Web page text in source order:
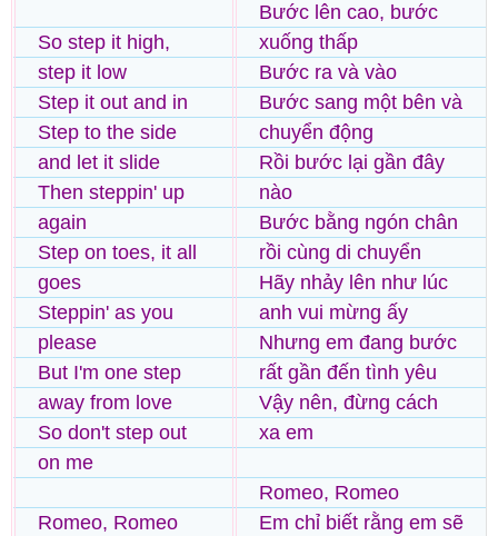
So step it high,
step it low
Step it out and in
Step to the side
and let it slide
Then steppin' up
again
Step on toes, it all
goes
Steppin' as you
please
But I'm one step
away from love
So don't step out
on me
Romeo, Romeo
Bước lên cao, bước
xuống thấp
Bước ra và vào
Bước sang một bên và
chuyển động
Rồi bước lại gần đây
nào
Bước bằng ngón chân
rồi cùng di chuyển
Hãy nhảy lên như lúc
anh vui mừng ấy
Nhưng em đang bước
rất gần đến tình yêu
Vậy nên, đừng cách
xa em
Romeo, Romeo
Em chỉ biết rằng em sẽ